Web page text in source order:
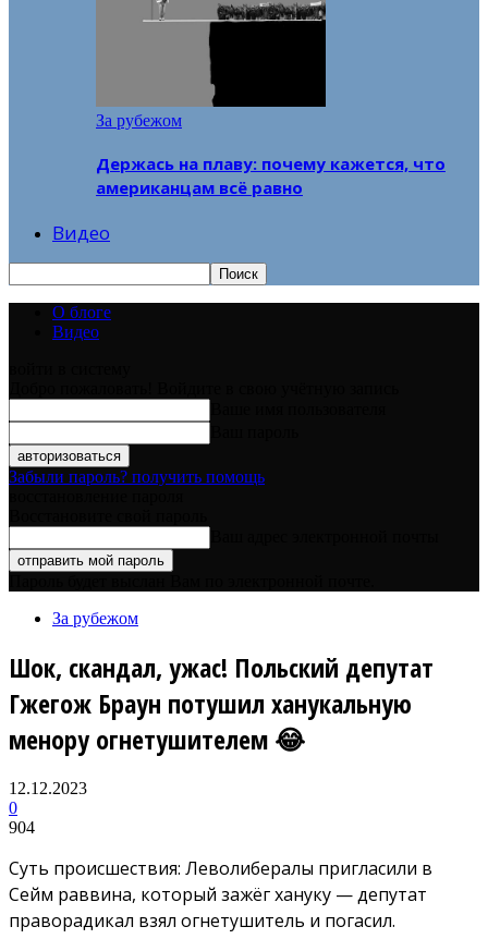
За рубежом
Держась на плаву: почему кажется, что
американцам всё равно
Видео
О блоге
Видео
Забыли пароль? получить помощь
За рубежом
Шок, скандал, ужас! Польский депутат
Гжегож Браун потушил ханукальную
менору огнетушителем 😂
12.12.2023
0
904
Суть происшествия: Леволибералы пригласили в
Сейм раввина, который зажёг хануку — депутат
праворадикал взял огнетушитель и погасил.